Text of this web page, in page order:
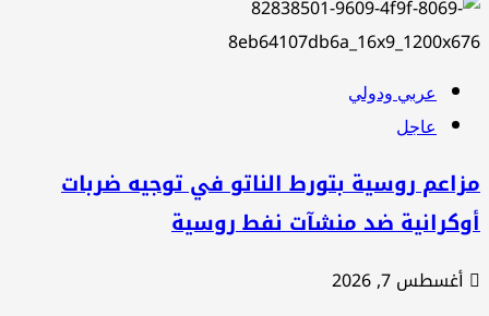
عربي ودولي
عاجل
روسية بتورط الناتو في توجيه ضربات
ضد منشآت نفط روسية
أغسطس 7, 2026